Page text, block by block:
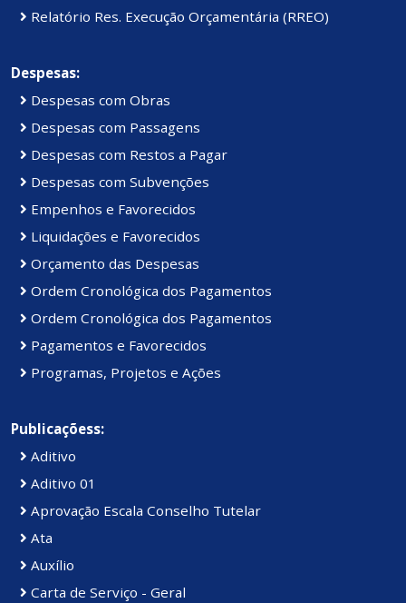
Relatório Res. Execução Orçamentária (RREO)
Despesas:
Despesas com Obras
Despesas com Passagens
Despesas com Restos a Pagar
Despesas com Subvenções
Empenhos e Favorecidos
Liquidações e Favorecidos
Orçamento das Despesas
Ordem Cronológica dos Pagamentos
Ordem Cronológica dos Pagamentos
Pagamentos e Favorecidos
Programas, Projetos e Ações
Publicaçõess:
Aditivo
Aditivo 01
Aprovação Escala Conselho Tutelar
Ata
Auxílio
Carta de Serviço - Geral